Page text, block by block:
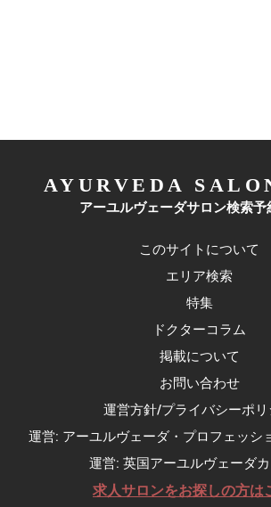
AYURVEDA
アーユルヴェーダサロン検索予
このサイトについて
エリア検索
特集
ドクターコラム
掲載について
お問い合わせ
運営方針/プライバシーポリ
運営: アーユルヴェーダ・プロフェッシ
運営: 英国アーユルヴェーダ
求人サロンをお探しの方は